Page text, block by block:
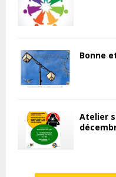
Bonne
Atelier